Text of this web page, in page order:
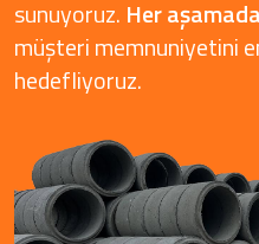
sunuyoruz. Her
müşteri memnuniyetini
hedefliyoruz.